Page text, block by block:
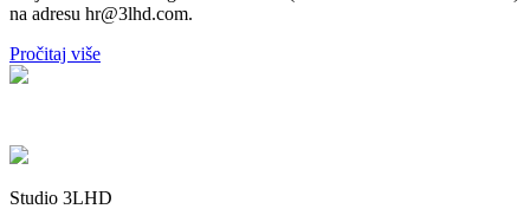
na adresu hr@3lhd.com.
Pročitaj više
Studio 3LHD